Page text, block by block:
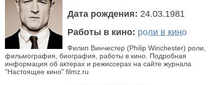
Дата рождения: 24.03.1981
Работы в кино: роли в кино
Филип Винчестер (Philip Winchester) роли,
фильмография, биография, работы в кино. Подробная
информация об актерах и режиссерах на сайте журнала
"Настоящее кино" filmz.ru